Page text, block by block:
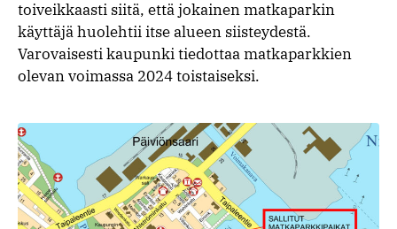
toiveikkaasti siitä, että jokainen matkaparkin
käyttäjä huolehtii itse alueen siisteydestä.
Varovaisesti kaupunki tiedottaa matkaparkkien
olevan voimassa 2024 toistaiseksi.